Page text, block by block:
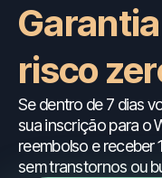
risco
Se dentro de 7 dias
sua inscrição para o
reembolso e receber
sem transtornos ou